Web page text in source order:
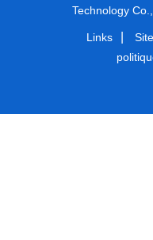
Technology
Links